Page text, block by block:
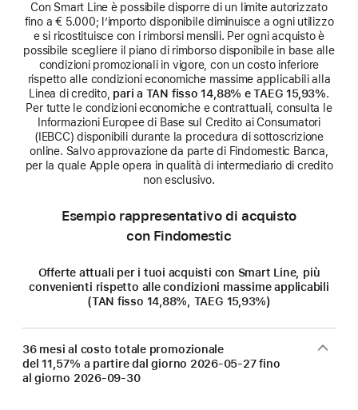
Con Smart Line è possibile disporre di un limite autorizzato
fino a € 5.000; l’importo disponibile diminuisce a ogni utilizzo
e si ricostituisce con i rimborsi mensili. Per ogni acquisto è
possibile scegliere il piano di rimborso disponibile in base alle
condizioni promozionali in vigore, con un costo inferiore
rispetto alle condizioni economiche massime applicabili alla
Linea di credito, pari a TAN fisso 14,88% e TAEG 15,93%.
Per tutte le condizioni economiche e contrattuali, consulta le
Informazioni Europee di Base sul Credito ai Consumatori
(IEBCC) disponibili durante la procedura di sottoscrizione
online. Salvo approvazione da parte di Findomestic Banca,
per la quale Apple opera in qualità di intermediario di credito
non esclusivo.
Esempio rappresentativo di acquisto
con Findomestic
Offerte attuali per i tuoi acquisti con Smart Line, più
convenienti rispetto alle condizioni massime applicabili
(TAN fisso 14,88%, TAEG 15,93%)
36 mesi al costo totale promozionale
del 11,57% a partire dal giorno 2026-05-27fino
al giorno 2026-09-30